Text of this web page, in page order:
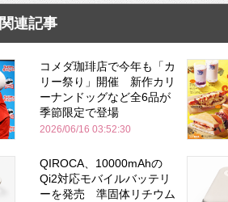
関連記事
コメダ珈琲店で今年も「カ
リー祭り」開催 新作カリ
ーナンドッグなど全6品が
季節限定で登場
2026/06/16 03:52:30
QIROCA、10000mAhの
Qi2対応モバイルバッテリ
ーを発売 準固体リチウム